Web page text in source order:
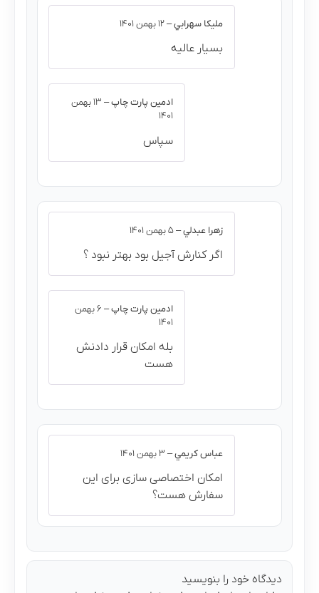
مليكا سهرابي– ۱۲ بهمن ۱۴۰۱
بسیار عالیه
ادمین پارت چاپ–
۱۳ بهمن
زهرا عبدلي– ۵ بهمن ۱۴۰۱
اگر کنارش آجیل بود بهتر نبود ؟
ادمین پارت چاپ– ۶ بهمن
بله امکان قرار دادنش
عباس كريمي– ۳ بهمن ۱۴۰۱
امکان اختصاصی سازی برای این
سفارش هست؟
دیدگاه خود را بنویسید